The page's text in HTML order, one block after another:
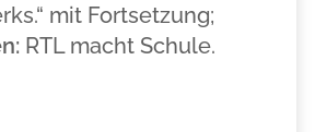
mit Fortsetzung;
RTL macht Schule.